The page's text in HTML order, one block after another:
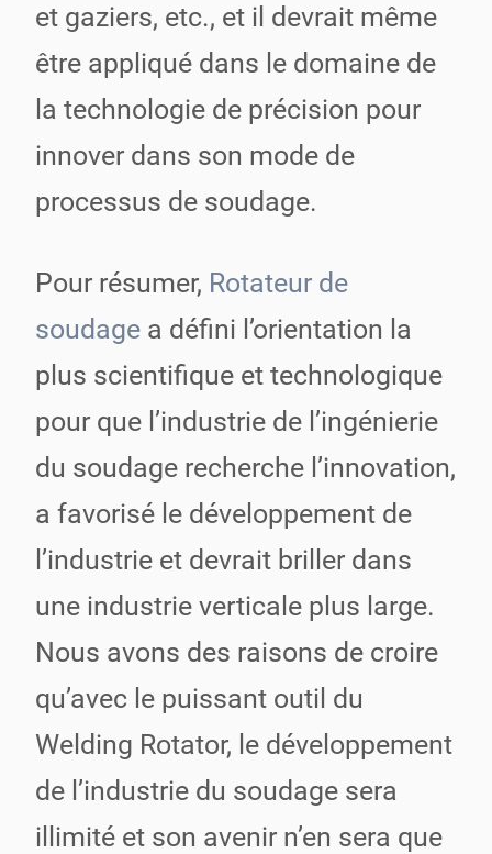
et gaziers, etc., et il devrait même
être appliqué dans le domaine de
la technologie de précision pour
innover dans son mode de
processus de soudage.
Pour résumer, Rotateur de
soudage a défini l’orientation la
plus scientifique et technologique
pour que l’industrie de l’ingénierie
du soudage recherche l’innovation,
a favorisé le développement de
l’industrie et devrait briller dans
une industrie verticale plus large.
Nous avons des raisons de croire
qu’avec le puissant outil du
Welding Rotator, le développement
de l’industrie du soudage sera
illimité et son avenir n’en sera que